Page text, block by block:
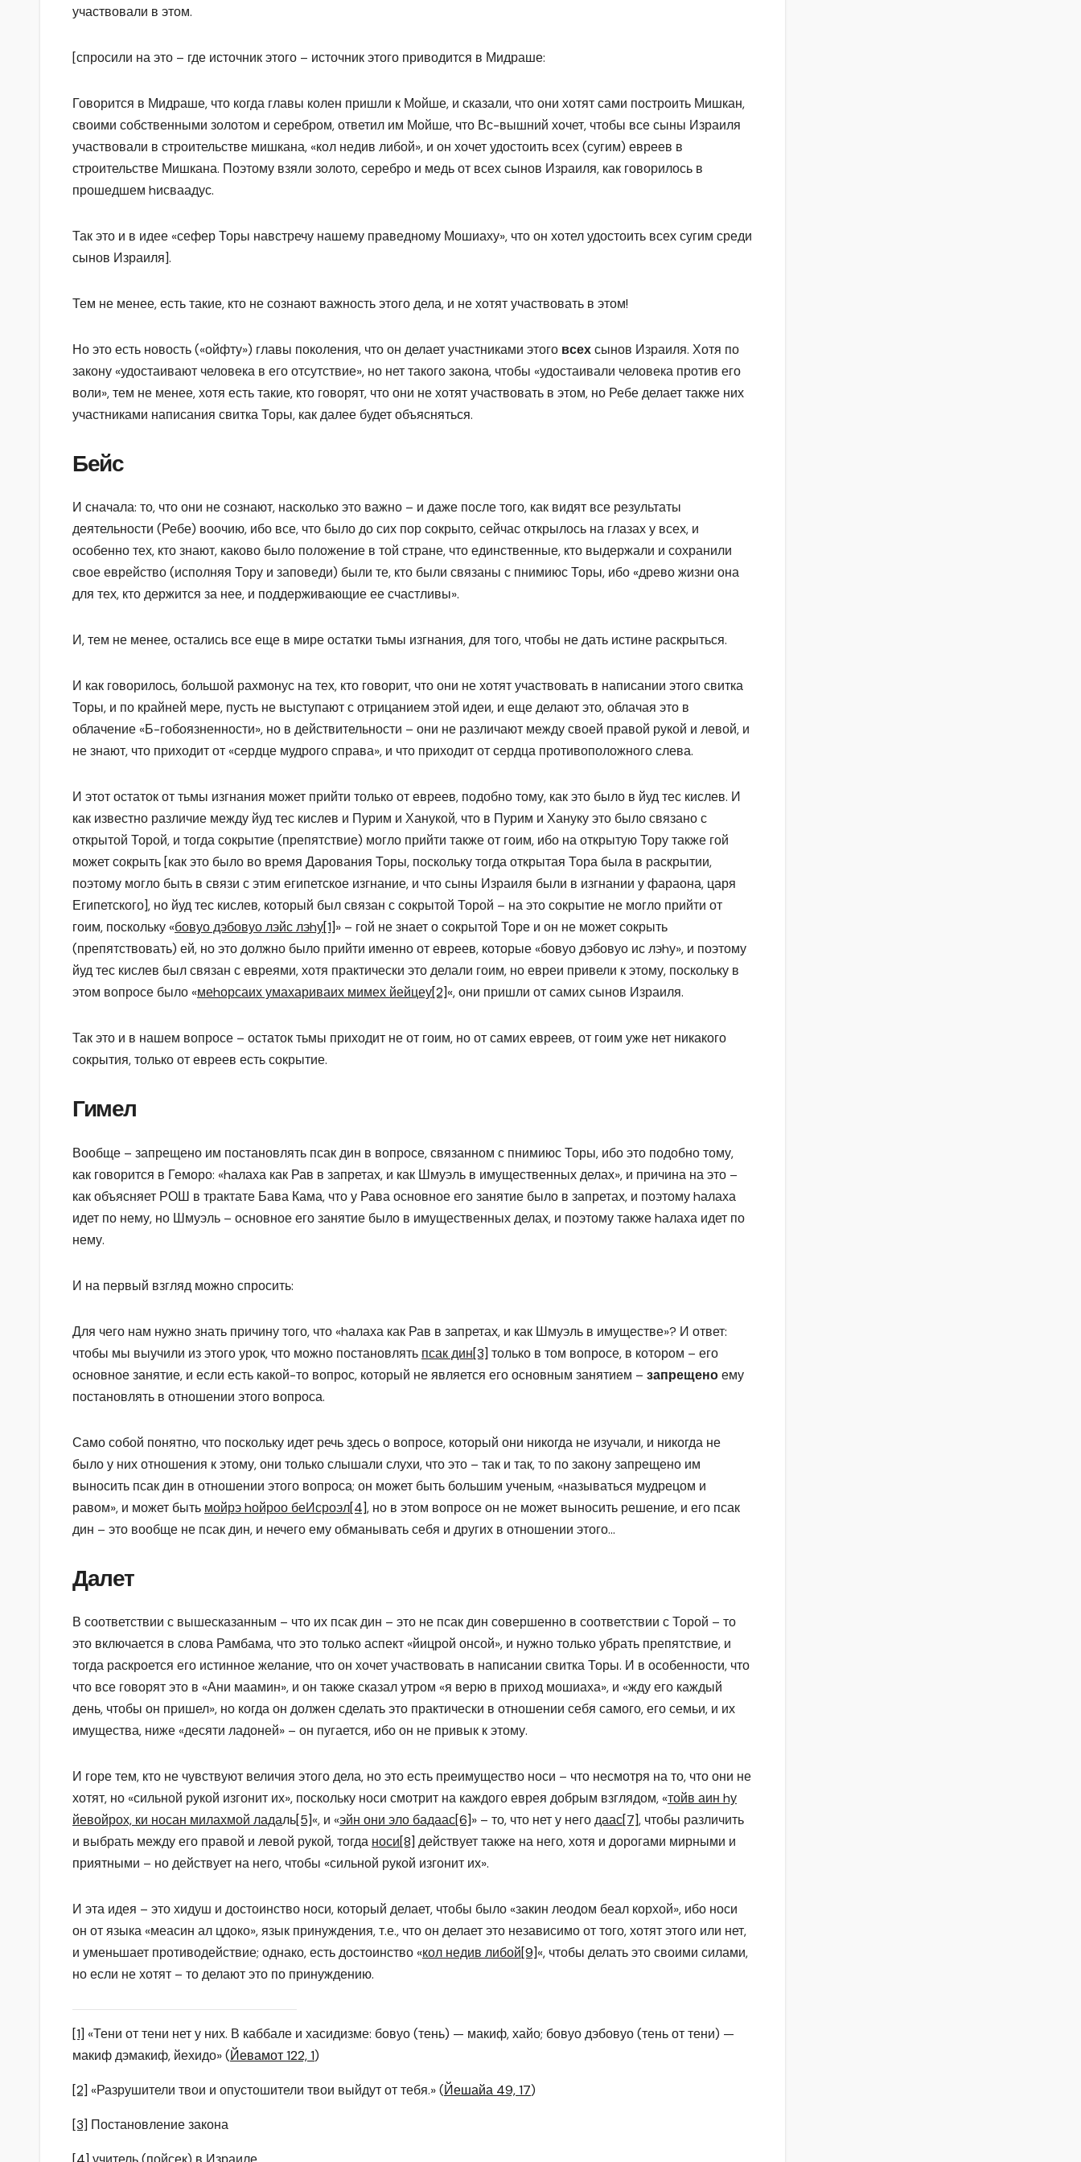
участвовали в этом.
[спросили на это – где источник этого – источник этого приводится в Мидраше:
Говорится в Мидраше, что когда главы колен пришли к Мойше, и сказали, что они хотят сами построить Мишкан,
своими собственными золотом и серебром, ответил им Мойше, что Вс-вышний хочет, чтобы все сыны Израиля
участвовали в строительстве мишкана, «кол недив либой», и он хочет удостоить всех (сугим) евреев в
строительстве Мишкана. Поэтому взяли золото, серебро и медь от всех сынов Израиля, как говорилось в
прошедшем hисваадус.
Так это и в идее «сефер Торы навстречу нашему праведному Мошиаху», что он хотел удостоить всех сугим среди
сынов Израиля].
Тем не менее, есть такие, кто не сознают важность этого дела, и не хотят участвовать в этом!
Но это есть новость («ойфту») главы поколения, что он делает участниками этого всехсынов Израиля. Хотя по
закону «удостаивают человека в его отсутствие», но нет такого закона, чтобы «удостаивали человека против его
воли», тем не менее, хотя есть такие, кто говорят, что они не хотят участвовать в этом, но Ребе делает также них
участниками написания свитка Торы, как далее будет объясняться.
Бейс
И сначала: то, что они не сознают, насколько это важно – и даже после того, как видят все результаты
деятельности (Ребе) воочию, ибо все, что было до сих пор сокрыто, сейчас открылось на глазах у всех, и
особенно тех, кто знают, каково было положение в той стране, что единственные, кто выдержали и сохранили
свое еврейство (исполняя Тору и заповеди) были те, кто были связаны с пнимиюс Торы, ибо «древо жизни она
для тех, кто держится за нее, и поддерживающие ее счастливы».
И, тем не менее, остались все еще в мире остатки тьмы изгнания, для того, чтобы не дать истине раскрыться.
И как говорилось, большой рахмонус на тех, кто говорит, что они не хотят участвовать в написании этого свитка
Торы, и по крайней мере, пусть не выступают с отрицанием этой идеи, и еще делают это, облачая это в
облачение «Б-гобоязненности», но в действительности – они не различают между своей правой рукой и левой, и
не знают, что приходит от «сердце мудрого справа», и что приходит от сердца противоположного слева.
И этот остаток от тьмы изгнания может прийти только от евреев, подобно тому, как это было в йуд тес кислев. И
как известно различие между йуд тес кислев и Пурим и Ханукой, что в Пурим и Хануку это было связано с
открытой Торой, и тогда сокрытие (препятствие) могло прийти также от гоим, ибо на открытую Тору также гой
может сокрыть [как это было во время Дарования Торы, поскольку тогда открытая Тора была в раскрытии,
поэтому могло быть в связи с этим египетское изгнание, и что сыны Израиля были в изгнании у фараона, царя
Египетского], но йуд тес кислев, который был связан с сокрытой Торой – на это сокрытие не могло прийти от
гоим, поскольку «бовуо дэбовуо лэйс лэhу[1]» – гой не знает о сокрытой Торе и он не может сокрыть
(препятствовать) ей, но это должно было прийти именно от евреев, которые «бовуо дэбовуо ис лэhу», и поэтому
йуд тес кислев был связан с евреями, хотя практически это делали гоим, но евреи привели к этому, поскольку в
этом вопросе было «меhорсаих умахариваих мимех йейцеу[2]«, они пришли от самих сынов Израиля.
Так это и в нашем вопросе – остаток тьмы приходит не от гоим, но от самих евреев, от гоим уже нет никакого
сокрытия, только от евреев есть сокрытие.
Гимел
Вообще – запрещено им постановлять псак дин в вопросе, связанном с пнимиюс Торы, ибо это подобно тому,
как говорится в Геморо: «hалаха как Рав в запретах, и как Шмуэль в имущественных делах», и причина на это –
как объясняет РОШ в трактате Бава Кама, что у Рава основное его занятие было в запретах, и поэтому hалаха
идет по нему, но Шмуэль – основное его занятие было в имущественных делах, и поэтому также hалаха идет по
нему.
И на первый взгляд можно спросить:
Для чего нам нужно знать причину того, что «hалаха как Рав в запретах, и как Шмуэль в имуществе»? И ответ:
чтобы мы выучили из этого урок, что можно постановлять псак дин[3] только в том вопросе, в котором – его
основное занятие, и если есть какой-то вопрос, который не является его основным занятием – запрещеноему
постановлять в отношении этого вопроса.
Само собой понятно, что поскольку идет речь здесь о вопросе, который они никогда не изучали, и никогда не
было у них отношения к этому, они только слышали слухи, что это – так и так, то по закону запрещено им
выносить псак дин в отношении этого вопроса; он может быть большим ученым, «называться мудрецом и
равом», и может быть мойрэ hойроо беИсроэл[4], но в этом вопросе он не может выносить решение, и его псак
дин – это вообще не псак дин, и нечего ему обманывать себя и других в отношении этого…
Далет
В соответствии с вышесказанным – что их псак дин – это не псак дин совершенно в соответствии с Торой – то
это включается в слова Рамбама, что это только аспект «йицрой онсой», и нужно только убрать препятствие, и
тогда раскроется его истинное желание, что он хочет участвовать в написании свитка Торы. И в особенности, что
что все говорят это в «Ани маамин», и он также сказал утром «я верю в приход мошиаха», и «жду его каждый
день, чтобы он пришел», но когда он должен сделать это практически в отношении себя самого, его семьи, и их
имущества, ниже «десяти ладоней» – он пугается, ибо он не привык к этому.
И горе тем, кто не чувствуют величия этого дела, но это есть преимущество носи – что несмотря на то, что они не
хотят, но «сильной рукой изгонит их», поскольку носи смотрит на каждого еврея добрым взглядом, «тойв аин hу
йевойрох, ки носан милахмой ладаль[5]«, и «эйн они эло бадаас[6]» – то, что нет у негодаас[7], чтобы различить
и выбрать между его правой и левой рукой, тогда носи[8] действует также на него, хотя и дорогами мирными и
приятными – но действует на него, чтобы «сильной рукой изгонит их».
И эта идея – это хидуш и достоинство носи, который делает, чтобы было «закин леодом беал корхой», ибо носи
он от языка «меасин ал цдоко», язык принуждения, т.е., что он делает это независимо от того, хотят этого или нет,
и уменьшает противодействие; однако, есть достоинство «кол недив либой[9]«, чтобы делать это своими силами,
но если не хотят – то делают это по принуждению.
[1] «Тени от тени нет у них. В каббале и хасидизме: бовуо (тень) — макиф, хайо; бовуо дэбовуо (тень от тени) —
макиф дэмакиф, йехидо» (Йевамот 122, 1)
[2] «Разрушители твои и опустошители твои выйдут от тебя.» (Йешайа 49, 17)
[3] Постановление закона